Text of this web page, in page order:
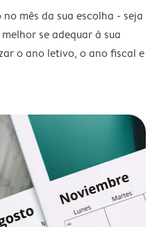
mês da sua escolha - seja
se adequar à sua
o ano letivo, o ano fiscal e